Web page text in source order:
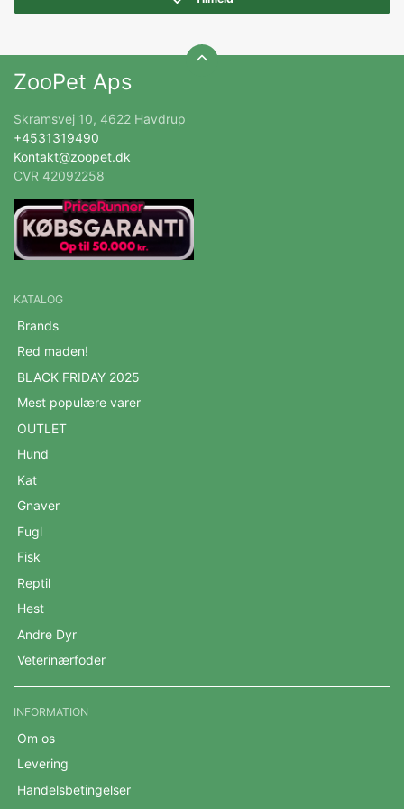
ZooPet Aps
Skramsvej 10, 4622 Havdrup
+4531319490
Kontakt@zoopet.dk
CVR 42092258
KATALOG
Brands
Red maden!
BLACK FRIDAY 2025
Mest populære varer
OUTLET
Hund
Kat
Gnaver
Fugl
Fisk
Reptil
Hest
Andre Dyr
Veterinærfoder
INFORMATION
Om os
Levering
Handelsbetingelser